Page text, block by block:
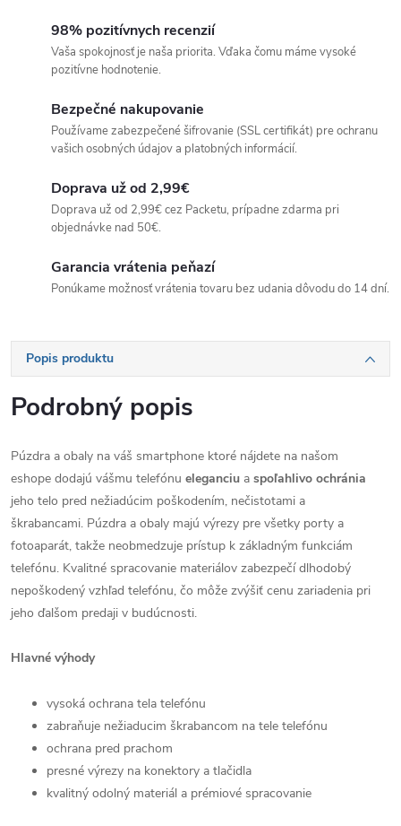
98% pozitívnych recenzií
Vaša spokojnosť je naša priorita. Vďaka čomu máme vysoké
pozitívne hodnotenie.
Bezpečné nakupovanie
Používame zabezpečené šifrovanie (SSL certifikát) pre ochranu
vašich osobných údajov a platobných informácií.
Doprava už od 2,99€
Doprava už od 2,99€ cez Packetu, prípadne zdarma pri
objednávke nad 50€.
Garancia vrátenia peňazí
Ponúkame možnosť vrátenia tovaru bez udania dôvodu do 14 dní.
Popis produktu
Podrobný popis
Púzdra a obaly na váš smartphone ktoré nájdete na našom
eshope dodajú vášmu telefónu eleganciu a spoľahlivo ochránia
jeho telo pred nežiadúcim poškodením, nečistotami a
škrabancami. Púzdra a obaly majú výrezy pre všetky porty a
fotoaparát, takže neobmedzuje prístup k základným funkciám
telefónu. Kvalitné spracovanie materiálov zabezpečí dlhodobý
nepoškodený vzhľad telefónu, čo môže zvýšiť cenu zariadenia pri
jeho ďalšom predaji v budúcnosti.
Hlavné výhody
vysoká ochrana tela telefónu
zabraňuje nežiaducim škrabancom na tele telefónu
ochrana pred prachom
presné výrezy na konektory a tlačidla
kvalitný odolný materiál a prémiové spracovanie